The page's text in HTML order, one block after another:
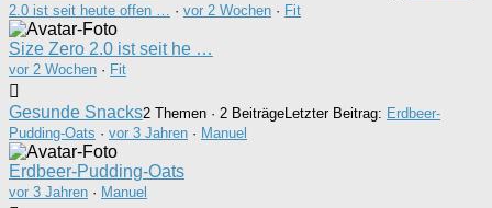
2.0 ist seit heute offen …
· vor 2 Wochen · Fit
Size Zero 2.0 ist seit he …
vor 2 Wochen · Fit
Gesunde Snacks2 Themen · 2 BeiträgeLetzter Beitrag: Erdbeer-
Pudding-Oats · vor 3 Jahren · Manuel
Erdbeer-Pudding-Oats
vor 3 Jahren · Manuel